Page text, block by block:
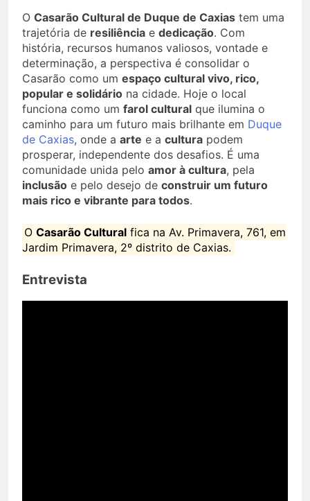
O Casarão Cultural de Duque de Caxias tem uma
trajetória de resiliência e dedicação. Com
história, recursos humanos valiosos, vontade e
determinação, a perspectiva é consolidar o
Casarão como um espaço cultural vivo, rico,
popular e solidário na cidade. Hoje o local
funciona como um farol cultural que ilumina o
caminho para um futuro mais brilhante em Duque
de Caxias, onde a arte e a cultura podem
prosperar, independente dos desafios. É uma
comunidade unida pelo amor à cultura, pela
inclusão e pelo desejo de construir um futuro
mais rico e vibrante para todos.
O Casarão Cultural fica na Av. Primavera, 761, em
Jardim Primavera, 2º distrito de Caxias.
Entrevista